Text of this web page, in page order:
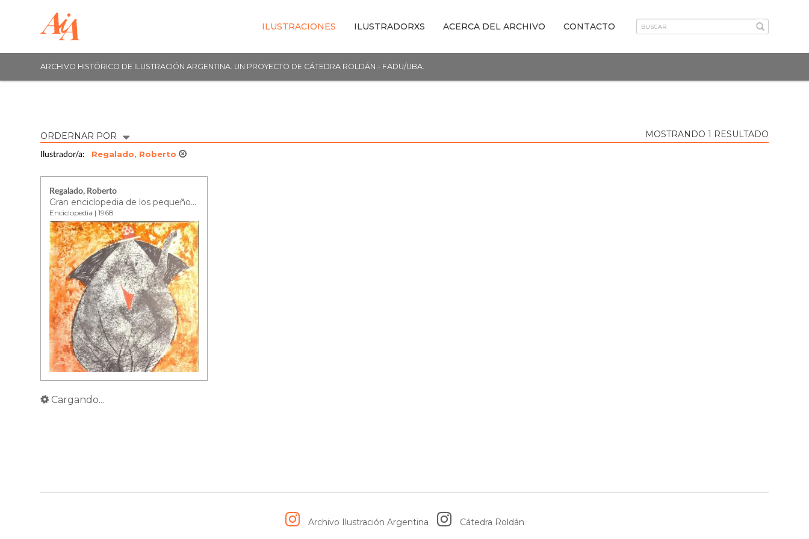
ILUSTRACIONES ILUSTRADORXS ACERCA DEL ARCHIVO CONTACTO
ARCHIVO HISTÓRICO DE ILUSTRACIÓN ARGENTINA. UN PROYECTO DE CÁTEDRA ROLDÁN - FADU/UBA.
ORDERNAR POR MOSTRANDO 1 RESULTADO
Ilustrador/a: Regalado, Roberto
Regalado, Roberto
Gran enciclopedia de los pequeños - tomo 4
Enciclopedia | 1968
Cargando...
Archivo Ilustración Argentina Cátedra Roldán